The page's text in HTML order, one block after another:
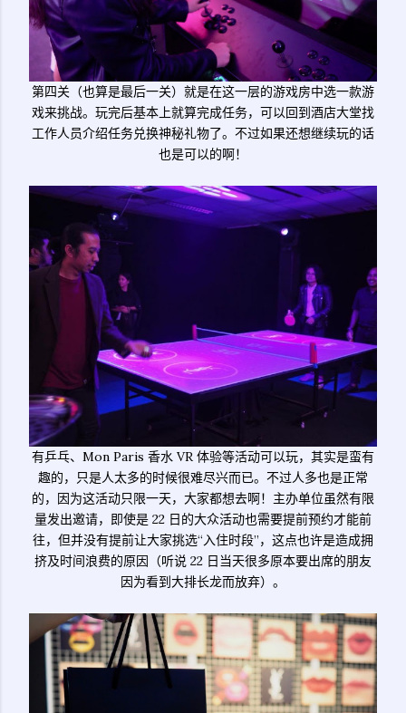
第四关（也算是最后一关）就是在这一层的游戏房中选一款游
戏来挑战。玩完后基本上就算完成任务，可以回到酒店大堂找
工作人员介绍任务兑换神秘礼物了。不过如果还想继续玩的话
也是可以的啊！
有乒乓、Mon Paris 香水 VR 体验等活动可以玩，其实是蛮有
趣的，只是人太多的时候很难尽兴而已。不过人多也是正常
的，因为这活动只限一天，大家都想去啊！主办单位虽然有限
量发出邀请，即使是 22 日的大众活动也需要提前预约才能前
往，但并没有提前让大家挑选“入住时段”，这点也许是造成拥
挤及时间浪费的原因（听说 22 日当天很多原本要出席的朋友
因为看到大排长龙而放弃）。